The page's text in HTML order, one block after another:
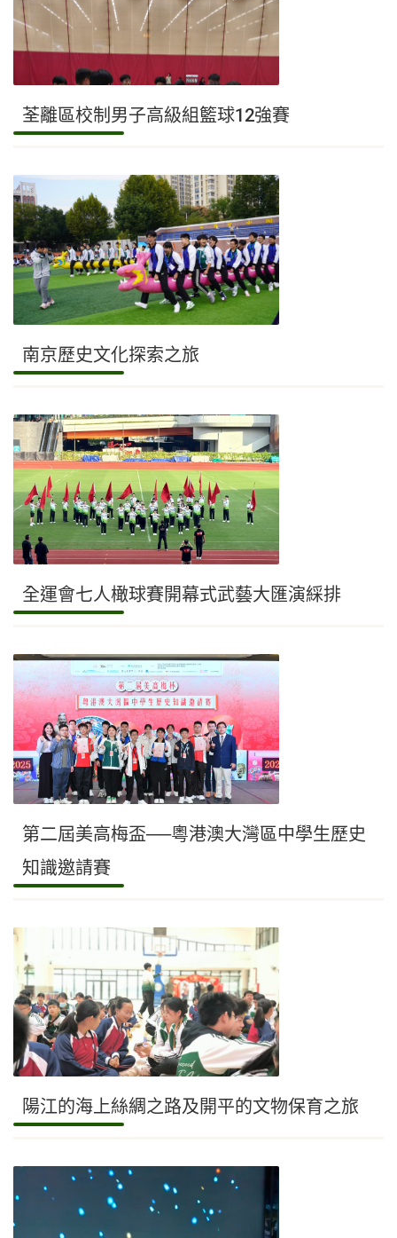
荃離區校制男子高級組籃球12強賽
南京歷史文化探索之旅
全運會七人橄球賽開幕式武藝大匯演綵排
第二屆美高梅盃──粵港澳大灣區中學生歷史
知識邀請賽
陽江的海上絲綢之路及開平的文物保育之旅